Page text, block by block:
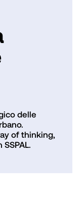
delle
of thinking,